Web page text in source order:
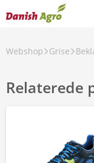
Webshop Grise
Relaterede